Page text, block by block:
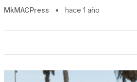
MkMACPress • hace 1 año